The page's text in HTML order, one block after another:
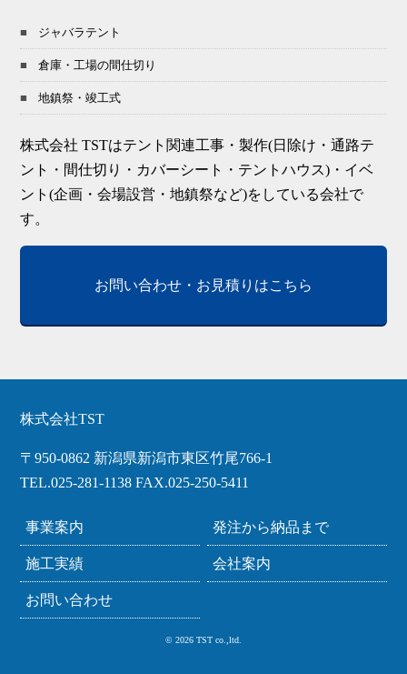
ジャバラテント
倉庫・工場の間仕切り
地鎮祭・竣工式
株式会社 TSTはテント関連工事・製作(日除け・通路テ
ント・間仕切り・カバーシート・テントハウス)・イベ
ント(企画・会場設営・地鎮祭など)をしている会社で
す。
お問い合わせ・お見積りはこちら
株式会社TST
〒950-0862 新潟県新潟市東区竹尾766-1
TEL.025-281-1138 FAX.025-250-5411
事業案内 発注から納品まで
施工実績 会社案内
お問い合わせ
© 2026 TST co.,ltd.